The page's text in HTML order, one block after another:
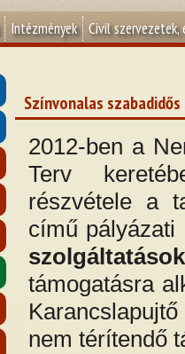
Intézmények Civil szervezetek,
Színvonalas
2012-ben a
Terv
részvétele a
című
támogatásra
nem térítendő